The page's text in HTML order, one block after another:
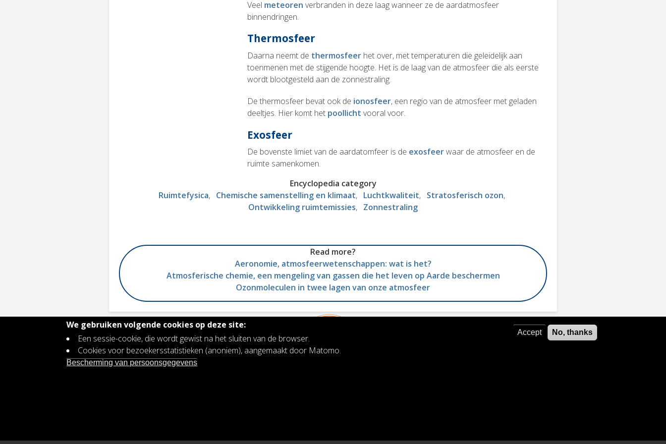
Veel meteorenverbranden in deze laag wanneer ze de aardatmosfeer
binnendringen.
Thermosfeer
Daarna neemt de thermosfeer het over, met temperaturen die geleidelijk aan
toenmenen met de stijgende hoogte. Het is de laag van de atmosfeer die als eerste
wordt blootgesteld aan de zonnestraling.
De thermosfeer bevat ook de ionosfeer, een regio van de atmosfeer met geladen
deeltjes. Hier komt het poollichtvooral voor.
Exosfeer
De bovenste limiet van de aardatomfeer is de exosfeerwaar de atmosfeer en de
ruimte samenkomen.
Encyclopedia category
Ruimtefysica
Chemische samenstelling en klimaat Luchtkwaliteit
Stratosferisch ozon
Ontwikkeling ruimtemissies
Zonnestraling
Read more?
Aeronomie, atmosfeerwetenschappen: wat is het?
Atmosferische chemie, een mengeling van gassen die het leven op Aarde beschermen
Ozonmoleculen in twee lagen van onze atmosfeer
Footer
menu
Contact
Vacatures
Bescherming persoonsgegevens
We gebruiken volgende cookies op deze site:
Een sessie-cookie, die wordt gewist na het sluiten van de browser.
Cookies voor bezoekersstatistieken (anoniem), aangemaakt door Matomo.
Bescherming van persoonsgegevens
Accept No, thanks